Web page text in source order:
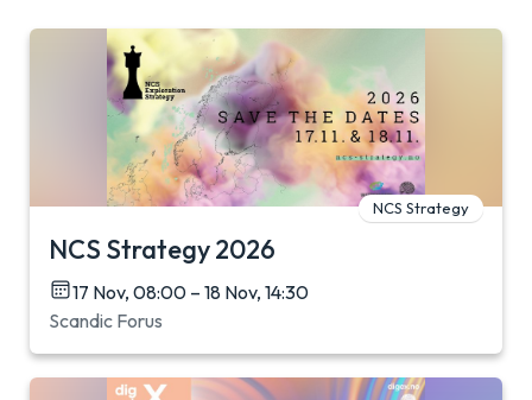
NCS Strategy
NCS Strategy 2026
17 Nov, 08:00 – 18 Nov, 14:30
Scandic Forus